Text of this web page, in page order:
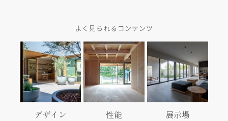
よく見られるコンテンツ
デザイン 性能 展示場